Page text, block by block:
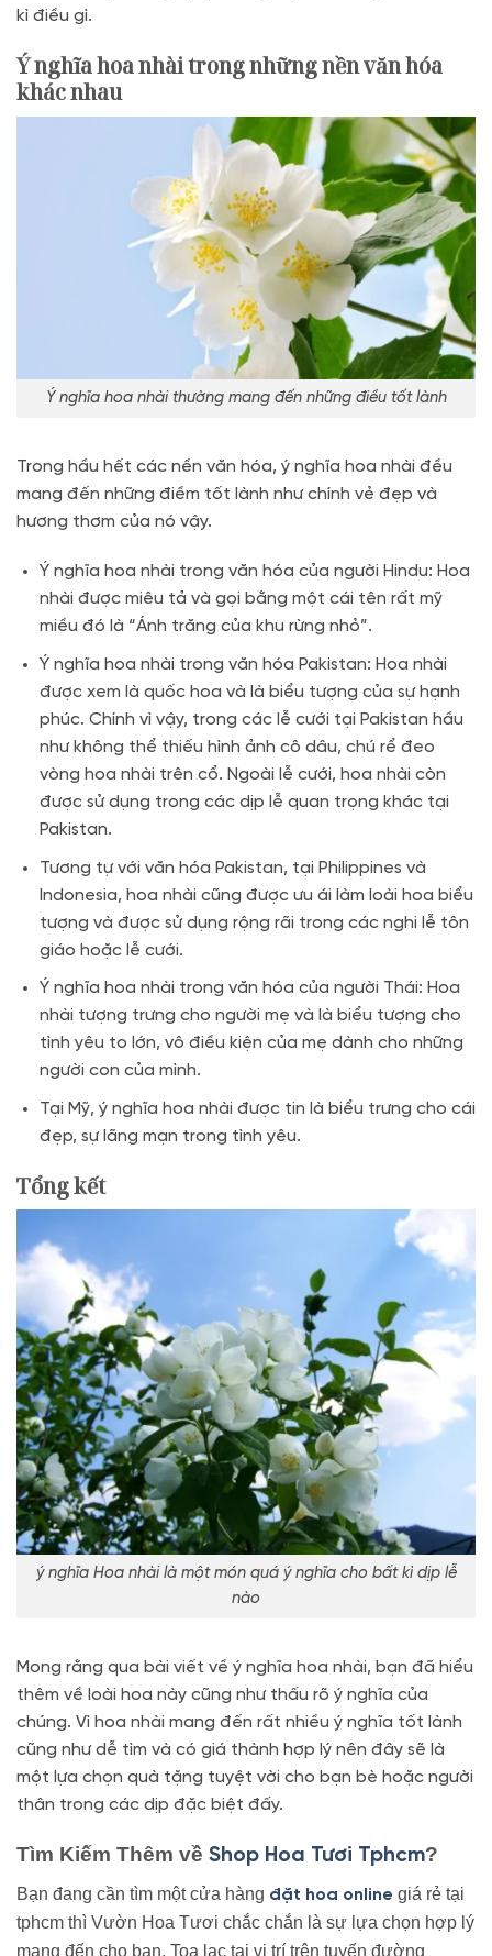
kì điều gì.
Ý nghĩa hoa nhài trong những nền văn hóa
khác nhau
Ý nghĩa hoa nhài thường mang đến những điều tốt lành
Trong hầu hết các nền văn hóa, ý nghĩa hoa nhài đều
mang đến những điềm tốt lành như chính vẻ đẹp và
hương thơm của nó vậy.
Ý nghĩa hoa nhài trong văn hóa của người Hindu: Hoa
nhài được miêu tả và gọi bằng một cái tên rất mỹ
miều đó là “Ánh trăng của khu rừng nhỏ”.
Ý nghĩa hoa nhài trong văn hóa Pakistan: Hoa nhài
được xem là quốc hoa và là biểu tượng của sự hạnh
phúc. Chính vì vậy, trong các lễ cưới tại Pakistan hầu
như không thể thiếu hình ảnh cô dâu, chú rể đeo
vòng hoa nhài trên cổ. Ngoài lễ cưới, hoa nhài còn
được sử dụng trong các dịp lễ quan trọng khác tại
Pakistan.
Tương tự với văn hóa Pakistan, tại Philippines và
Indonesia, hoa nhài cũng được ưu ái làm loài hoa biểu
tượng và được sử dụng rộng rãi trong các nghi lễ tôn
giáo hoặc lễ cưới.
Ý nghĩa hoa nhài trong văn hóa của người Thái: Hoa
nhài tượng trưng cho người mẹ và là biểu tượng cho
tình yêu to lớn, vô điều kiện của mẹ dành cho những
người con của mình.
Tại Mỹ, ý nghĩa hoa nhài được tin là biểu trưng cho cái
đẹp, sự lãng mạn trong tình yêu.
Tổng kết
ý nghĩa Hoa nhài là một món quá ý nghĩa cho bất kì dịp lễ
nào
Mong rằng qua bài viết về ý nghĩa hoa nhài, bạn đã hiểu
thêm về loài hoa này cũng như thấu rõ ý nghĩa của
chúng. Vì hoa nhài mang đến rất nhiều ý nghĩa tốt lành
cũng như dễ tìm và có giá thành hợp lý nên đây sẽ là
một lựa chọn quà tặng tuyệt vời cho bạn bè hoặc người
thân trong các dịp đặc biệt đấy.
Tìm Kiếm Thêm về Shop Hoa Tươi Tphcm?
Bạn đang cần tìm một cửa hàng đặt hoa online giá rẻ tại
tphcm thì Vườn Hoa Tươi chắc chắn là sự lựa chọn hợp lý
mang đến cho bạn. Toạ lạc tại vị trí trên tuyến đường